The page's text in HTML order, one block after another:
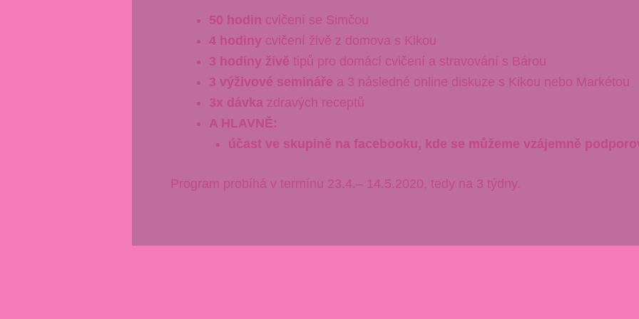
50 hodin cvičení se Simčou
4 hodinycvičení živě z domova s Kikou
3 hodiny živě tipů pro domácí cvičení a stravování s Bárou
3 výživové semináře a 3 následné online diskuze s Kikou nebo Markétou
3x dávkazdravých receptů
A HLAVNĚ:
účast ve skupině na facebooku, kde se můžeme vzájemně
Program probíhá v termínu 23.4.– 14.5.2020, tedy na 3 týdny.